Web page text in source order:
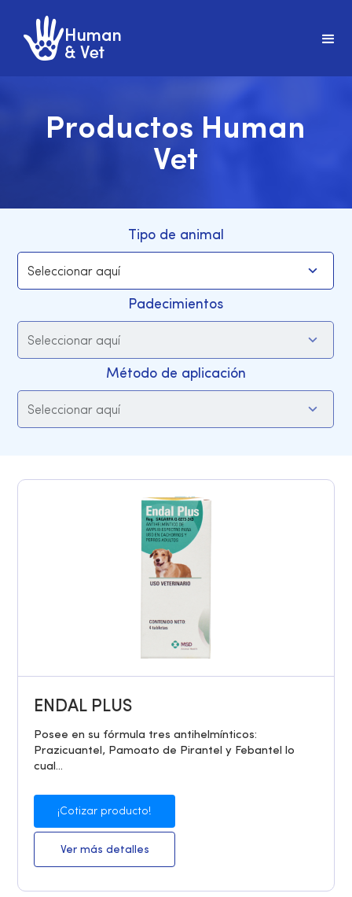
Productos Human
Vet
Tipo de animal
Padecimientos
Método de aplicación
ENDAL PLUS
Posee en su fórmula tres antihelmínticos:
Prazicuantel, Pamoato de Pirantel y Febantel lo
cual...
¡Cotizar producto!
Ver más detalles